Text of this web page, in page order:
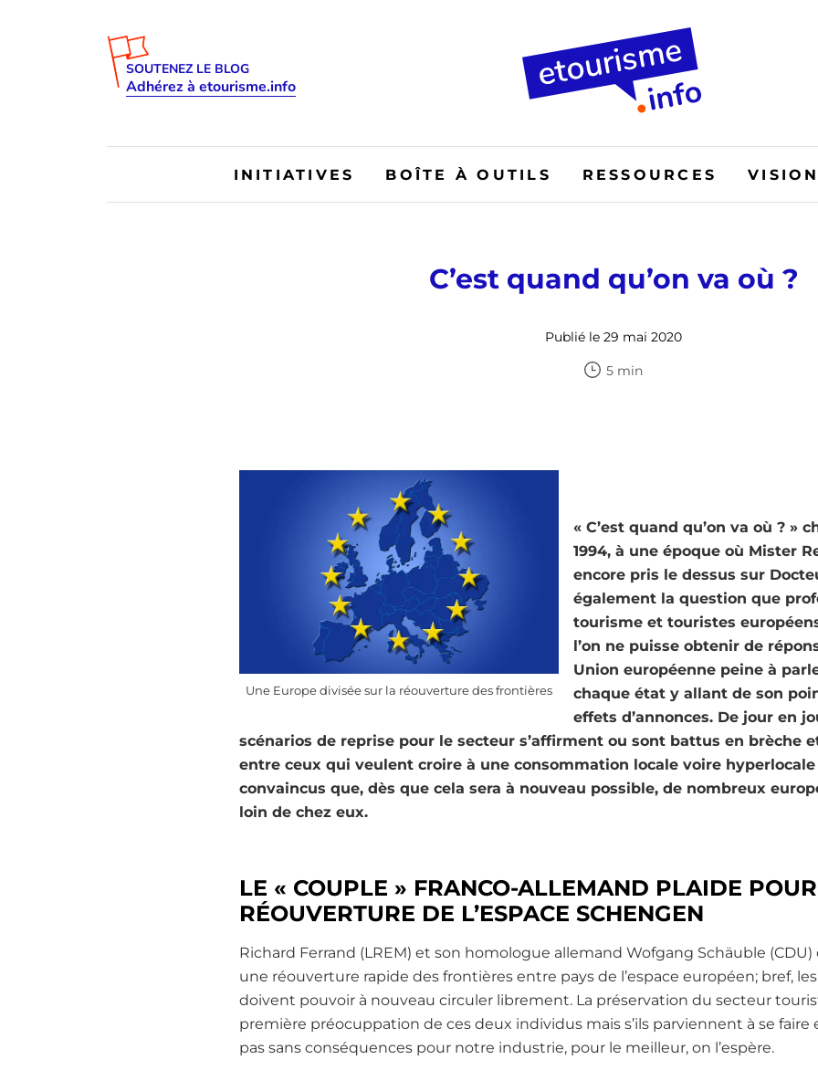
SOUTENEZ LE BLOG
Adhérez à etourisme.info
INITIATIVES BOÎTE À OUTILS RESSOURCES
C’est quand qu’on va où ?
Publié le 29 mai 2020
5 min
Une Europe divisée sur la réouverture des frontières
« C’est quand qu’on va où ? »
1994, à une époque où Mister
encore pris le dessus sur
également la question que
tourisme et touristes
l’on ne puisse obtenir de
Union européenne peine à
chaque état y allant de son
effets d’annonces. De jour en
scénarios de reprise pour le secteur s’affirment ou sont battus en brèche
entre ceux qui veulent croire à une consommation locale voire
convaincus que, dès que cela sera à nouveau possible, de nombreux
loin de chez eux.
LE « COUPLE » FRANCO-ALLEMAND PLAIDE
RÉOUVERTURE DE L’ESPACE SCHENGEN
Richard Ferrand (LREM) et son homologue allemand Wofgang Schäuble
une réouverture rapide des frontières entre pays de l’espace européen; bref,
doivent pouvoir à nouveau circuler librement. La préservation du secteur
première préocuppation de ces deux individus mais s’ils parviennent à se faire
pas sans conséquences pour notre industrie, pour le meilleur, on l’espère.